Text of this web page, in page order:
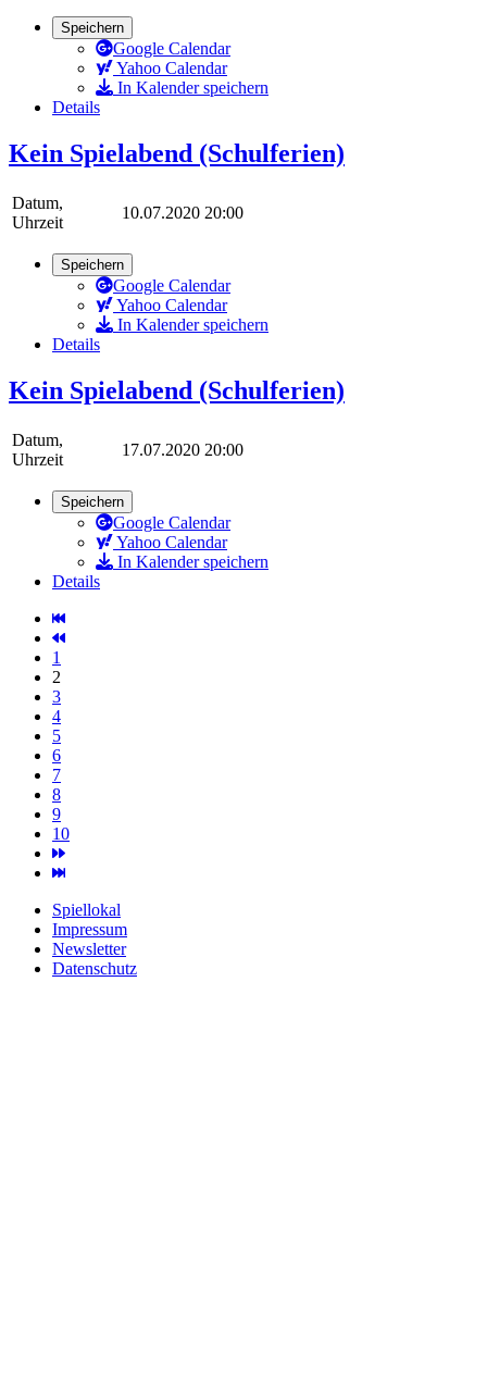
Speichern
Google Calendar
Yahoo Calendar
In Kalender speichern
Details
Kein Spielabend (Schulferien)
Datum,
Uhrzeit
10.07.2020 20:00
Speichern
Google Calendar
Yahoo Calendar
In Kalender speichern
Details
Kein Spielabend (Schulferien)
Datum,
Uhrzeit
17.07.2020 20:00
Speichern
Google Calendar
Yahoo Calendar
In Kalender speichern
Details
1
2
3
4
5
6
7
8
9
10
Spiellokal
Impressum
Newsletter
Datenschutz